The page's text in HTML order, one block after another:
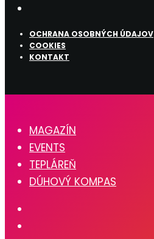
OCHRANA OSOBNÝCH ÚDAJOV
COOKIES
KONTAKT
MAGAZÍN
EVENTS
TEPLÁREŇ
DÚHOVÝ KOMPAS